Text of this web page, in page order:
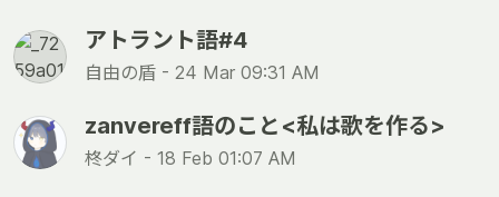
アトラント語#4
自由の盾 - 24 Mar 09:31 AM
zanvereff語のこと<私は歌を作る>
柊ダイ - 18 Feb 01:07 AM